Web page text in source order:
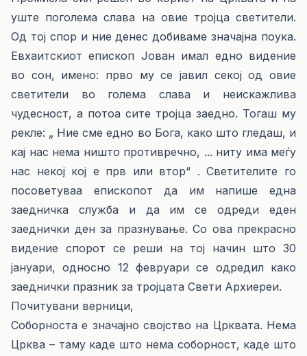
уште поголема слава на овие тројца светители.
Од тој спор и ние денес добиваме значајна поука.
Евхаитскиот епископ Јован имал едно видение
во сон, имено: прво му се јавил секој од овие
светители во голема слава и неискажлива
чудесност, а потоа сите тројца заедно. Тогаш му
рекле: „ Ние сме едно во Бога, како што гледаш, и
кај нас нема ништо противречно, ... ниту има меѓу
нас некој кој е прв или втор“ . Светителите го
посоветуваа епископот да им напише една
заедничка служба и да им се одреди еден
заеднички ден за празнување. Со ова прекрасно
видение спорот се реши на тој начин што 30
јануари, односно 12 февруари се одредил како
заеднички празник за тројцата Свети Архиереи.
Почитувани верници,
Соборноста е значајно својство на Црквата. Нема
Црква – таму каде што нема соборност, каде што